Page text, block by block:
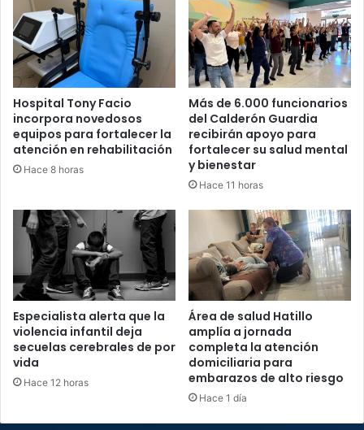
Hospital Tony Facio
incorpora novedosos
equipos para fortalecer la
atención en rehabilitación
Hace 8 horas
Más de 6.000 funcionarios
del Calderón Guardia
recibirán apoyo para
fortalecer su salud mental
y bienestar
Hace 11 horas
Especialista alerta que la
violencia infantil deja
secuelas cerebrales de por
vida
Hace 12 horas
Área de salud Hatillo
amplía a jornada
completa la atención
domiciliaria para
embarazos de alto riesgo
Hace 1 día